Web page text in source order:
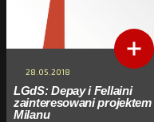
28.05.2018
LGdS: Depay i Fellaini
zainteresowani projektem
Milanu